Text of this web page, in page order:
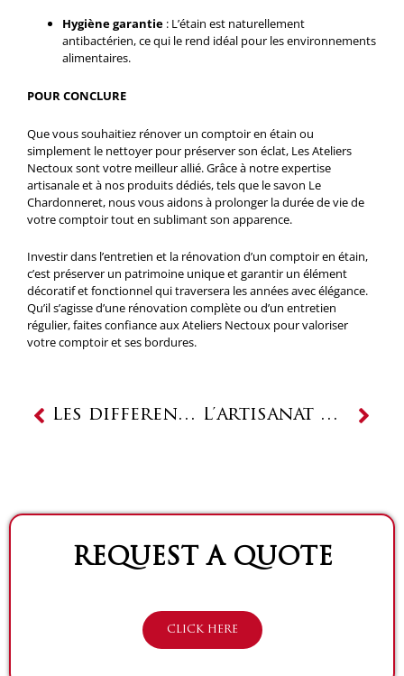
Hygiène garantie : L’étain est naturellement
antibactérien, ce qui le rend idéal pour les environnements
alimentaires.
POUR CONCLURE
Que vous souhaitiez rénover un comptoir en étain ou
simplement le nettoyer pour préserver son éclat, Les Ateliers
Nectoux sont votre meilleur allié. Grâce à notre expertise
artisanale et à nos produits dédiés, tels que le savon Le
Chardonneret, nous vous aidons à prolonger la durée de vie de
votre comptoir tout en sublimant son apparence.
Investir dans l’entretien et la rénovation d’un comptoir en étain,
c’est préserver un patrimoine unique et garantir un élément
décoratif et fonctionnel qui traversera les années avec élégance.
Qu’il s’agisse d’une rénovation complète ou d’un entretien
régulier, faites confiance aux Ateliers Nectoux pour valoriser
votre comptoir et ses bordures.
Les différentes textures de l’étain : de la finition lisse au martelage artisanal L’artisanat de l’étain en France : du local à l’international
REQUEST A QUOTE
CLICK HERE